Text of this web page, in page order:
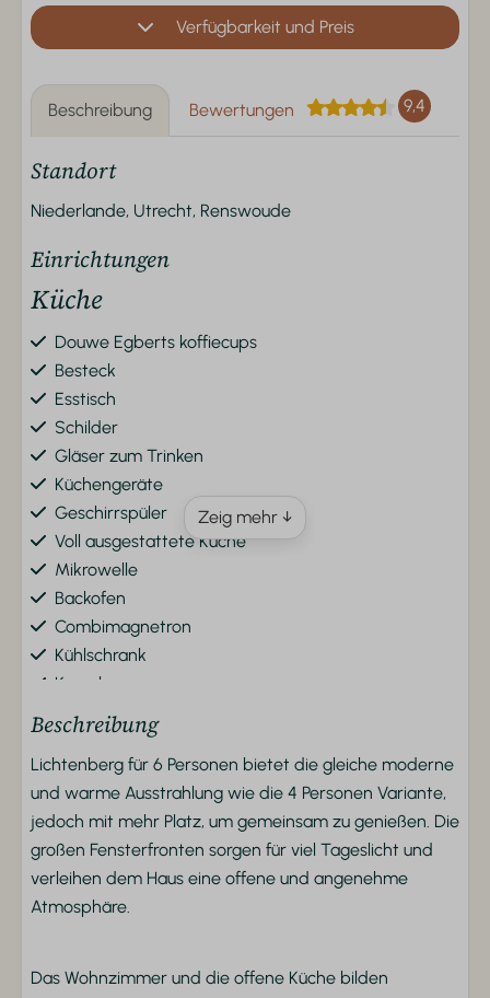
Verfügbarkeit und Preis
Beschreibung Bewertungen 9,4
Standort
Niederlande, Utrecht, Renswoude
Einrichtungen
Küche
Douwe Egberts koffiecups
Besteck
Esstisch
Schilder
Gläser zum Trinken
Küchengeräte
Geschirrspüler
Voll ausgestattete Küche
Mikrowelle
Backofen
Combimagnetron
Kühlschrank
Kessel
Sicherheit
Rauchmelder
Standort
Freistehend
In einem Ferienort
Zugriff auf
Zeig mehr ↓
Beschreibung
Lichtenberg für 6 Personen bietet die gleiche moderne
und warme Ausstrahlung wie die 4 Personen Variante,
jedoch mit mehr Platz, um gemeinsam zu genießen. Die
großen Fensterfronten sorgen für viel Tageslicht und
verleihen dem Haus eine offene und angenehme
Atmosphäre.
Das Wohnzimmer und die offene Küche bilden